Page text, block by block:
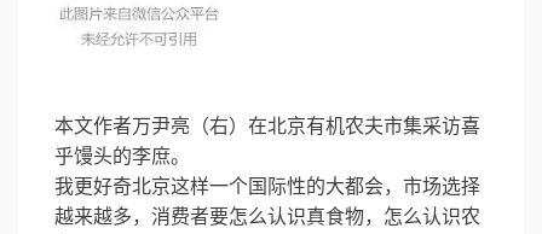
本文作者万尹亮（右）在北京有机农夫市集采访喜
乎馒头的李庶。
我更好奇北京这样一个国际性的大都会，市场选择
越来越多，消费者要怎么认识真食物，怎么认识农